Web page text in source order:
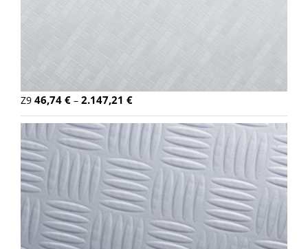
Z9 46,74 € – 2.147,21 €